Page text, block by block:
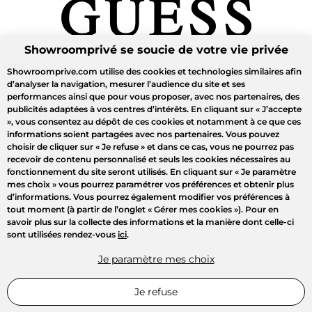
Showroomprivé se soucie de votre vie privée
Showroomprive.com utilise des cookies et technologies similaires afin
d’analyser la navigation, mesurer l’audience du site et ses
performances ainsi que pour vous proposer, avec nos partenaires, des
publicités adaptées à vos centres d’intérêts. En cliquant sur « J’accepte
», vous consentez au dépôt de ces cookies et notamment à ce que ces
informations soient partagées avec nos partenaires. Vous pouvez
choisir de cliquer sur « Je refuse » et dans ce cas, vous ne pourrez pas
recevoir de contenu personnalisé et seuls les cookies nécessaires au
fonctionnement du site seront utilisés. En cliquant sur « Je paramètre
mes choix » vous pourrez paramétrer vos préférences et obtenir plus
d’informations. Vous pourrez également modifier vos préférences à
tout moment (à partir de l’onglet « Gérer mes cookies »). Pour en
savoir plus sur la collecte des informations et la manière dont celle-ci
sont utilisées rendez-vous ici.
Je paramètre mes choix
Je refuse